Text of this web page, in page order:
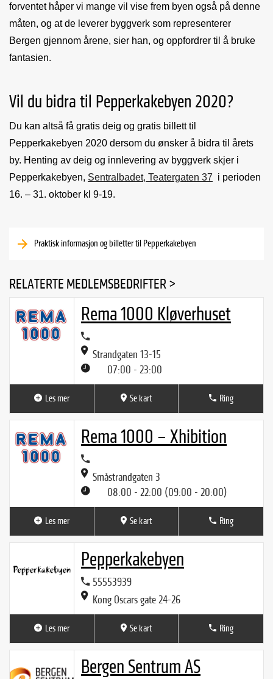
forventet håper vi mange vil vise frem byen også på denne
måten, og at de leverer byggverk som representerer
Bergen gjennom årene, sier han, og oppfordrer til å bruke
fantasien.
Vil du bidra til Pepperkakebyen 2020?
Du kan altså få gratis deig og gratis billett til
Pepperkakebyen 2020 dersom du ønsker å bidra til årets
by. Henting av deig og innlevering av byggverk skjer i
Pepperkakebyen, Sentralbadet, Teatergaten 37 i perioden
16. – 31. oktober kl 9-19.
Praktisk informasjon og billetter til Pepperkakebyen
RELATERTE MEDLEMSBEDRIFTER >
Rema 1000 Kløverhuset
Strandgaten 13-15
07:00 - 23:00
Les mer Se kart Ring
Rema 1000 – Xhibition
Småstrandgaten 3
08:00 - 22:00 (09:00 - 20:00)
Les mer Se kart Ring
Pepperkakebyen
55553939
Kong Oscars gate 24-26
Les mer Se kart Ring
Bergen Sentrum AS